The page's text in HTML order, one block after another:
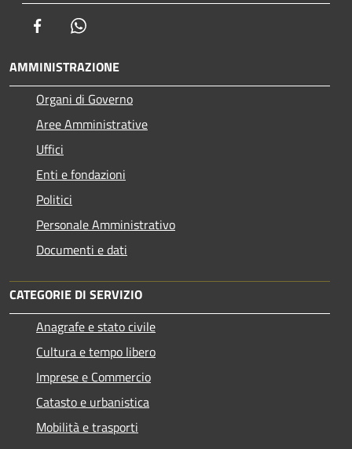
Facebook
AMMINISTRAZIONE
Organi di Governo
Aree Amministrative
Uffici
Enti e fondazioni
Politici
Personale Amministrativo
Documenti e dati
CATEGORIE DI SERVIZIO
Anagrafe e stato civile
Cultura e tempo libero
Imprese e Commercio
Catasto e urbanistica
Mobilità e trasporti